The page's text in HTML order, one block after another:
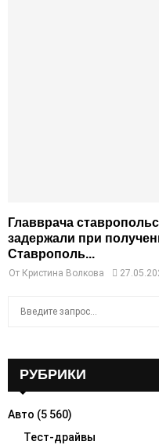
Главврача
задержали при
Ставрополь...
От Кристина Волкова
o
РУБРИКИ
Авто (5 560)
Тест-драйвы